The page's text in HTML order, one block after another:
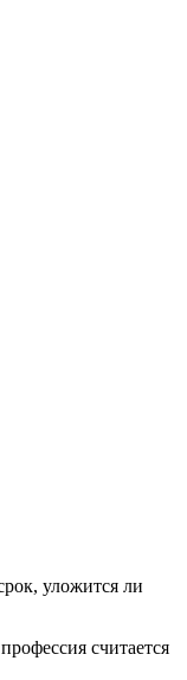
уложится ли
считается